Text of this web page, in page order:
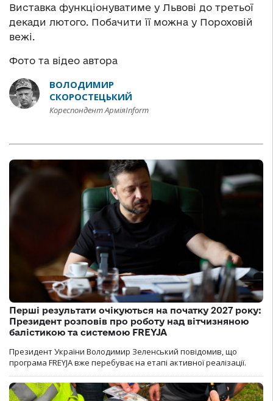
Виставка функціонуватиме у Львові до третьої
декади лютого. Побачити її можна у Пороховій
вежі.
Фото та відео автора
ВОЛОДИМИР
СКОРОСТЕЦЬКИЙ
Кореспондент АрміяInform
Перші результати очікуються на початку 2027 року:
Президент розповів про роботу над вітчизняною
балістикою та системою FREYJA
Президент України Володимир Зеленський повідомив, що
програма FREYJA вже перебуває на етапі активної реалізації.